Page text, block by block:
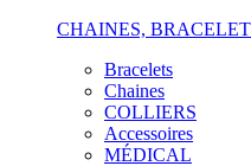
CHAINES,
Bracelets
Chaines
COLLIERS
Accessoires
MÉDICAL